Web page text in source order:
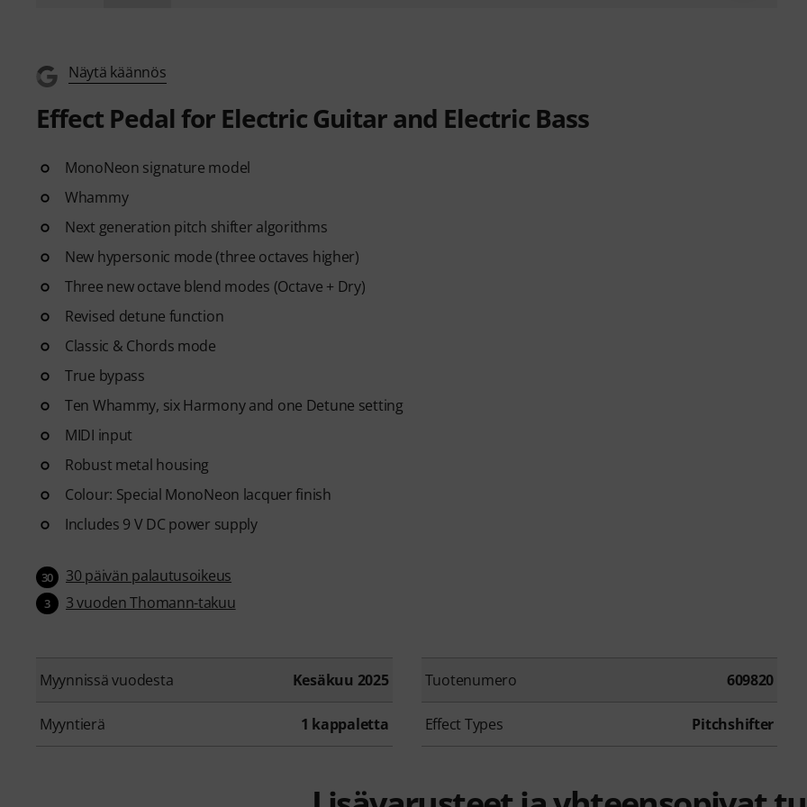
Näytä käännös
Effect Pedal for Electric Guitar and Electric Bass
MonoNeon signature model
Whammy
Next generation pitch shifter algorithms
New hypersonic mode (three octaves higher)
Three new octave blend modes (Octave + Dry)
Revised detune function
Classic & Chords mode
True bypass
Ten Whammy, six Harmony and one Detune setting
MIDI input
Robust metal housing
Colour: Special MonoNeon lacquer finish
Includes 9 V DC power supply
30 30 päivän palautusoikeus
3 3 vuoden Thomann-takuu
Myynnissä vuodesta Kesäkuu 2025 Tuotenumero 609820
Myyntierä 1 kappaletta Effect Types Pitchshifter